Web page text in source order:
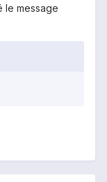
le message